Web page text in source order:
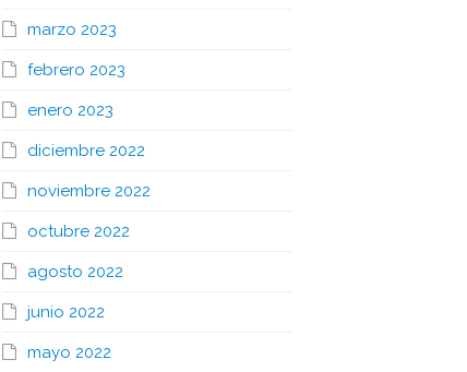
marzo 2023
febrero 2023
enero 2023
diciembre 2022
noviembre 2022
octubre 2022
agosto 2022
junio 2022
mayo 2022